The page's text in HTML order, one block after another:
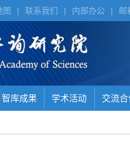
邮
|
内部办公
|
联系我们
|
图
智库成果 学术活动 交流合